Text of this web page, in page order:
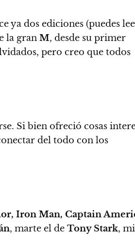
ya dos ediciones (puedes
la gran M, desde su primer
pero creo que todos
Si bien ofreció cosas
del todo con los
Iron Man, Captain
, marte el de Tony Stark,